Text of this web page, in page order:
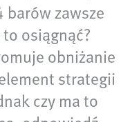
zawsze
osiągnąć?
obniżanie
strategii
czy ma to